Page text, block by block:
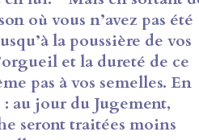
où vous n’avez pas été
la poussière de vos
et la dureté de ce
pas à vos semelles. En
au jour du Jugement,
seront traitées moins